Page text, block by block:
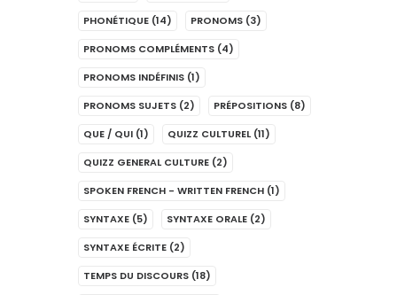
PHONÉTIQUE (14) PRONOMS (3)
PRONOMS COMPLÉMENTS (4)
PRONOMS INDÉFINIS (1)
PRONOMS SUJETS (2) PRÉPOSITIONS (8)
QUE / QUI (1) QUIZZ CULTUREL (11)
QUIZZ GENERAL CULTURE (2)
SPOKEN FRENCH - WRITTEN FRENCH (1)
SYNTAXE (5) SYNTAXE ORALE (2)
SYNTAXE ÉCRITE (2)
TEMPS DU DISCOURS (18)